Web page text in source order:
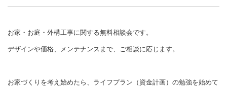
お家・お庭・外構工事に関する無料相談会です。
デザインや価格、メンテナンスまで、ご相談に応じます。
お家づくりを考え始めたら、ライフプラン（資金計画）の勉強を始めて